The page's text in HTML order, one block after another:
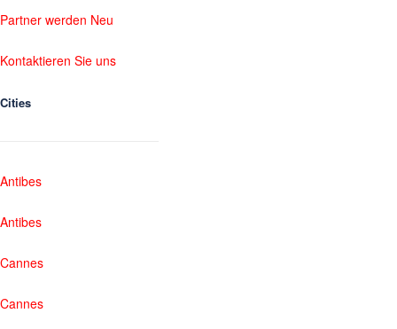
Partner werden Neu
Kontaktieren Sie uns
Cities
Antibes
Antibes
Cannes
Cannes